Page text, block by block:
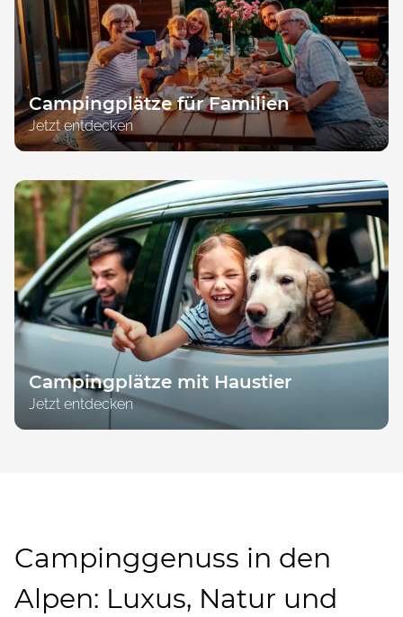
Campingplätze für Familien
Jetzt entdecken
Campingplätze mit Haustier
Jetzt entdecken
Campinggenuss in den
Alpen: Luxus, Natur und